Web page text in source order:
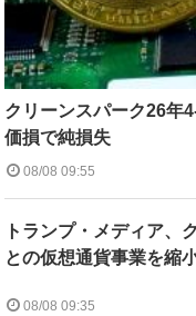
クリーンスパーク26
価損で純損失
08/08 09:55
トランプ・メディア、
との仮想通貨事業を縮
08/08 09:35